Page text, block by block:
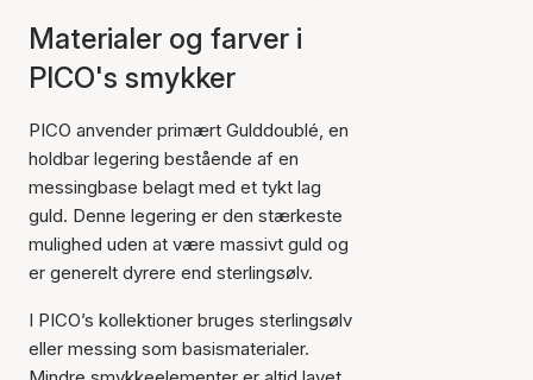
Materialer og farver i
PICO's smykker
PICO anvender primært Gulddoublé, en
holdbar legering bestående af en
messingbase belagt med et tykt lag
guld. Denne legering er den stærkeste
mulighed uden at være massivt guld og
er generelt dyrere end sterlingsølv.
I PICO’s kollektioner bruges sterlingsølv
eller messing som basismaterialer.